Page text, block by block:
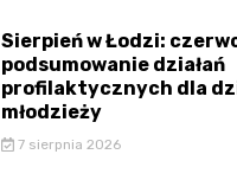
Sierpień w Łodzi:
podsumowanie działań
profilaktycznych dla
młodzieży
7 sierpnia 2026